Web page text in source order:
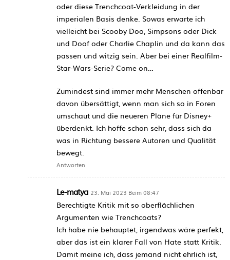
oder diese Trenchcoat-Verkleidung in der
imperialen Basis denke. Sowas erwarte ich
vielleicht bei Scooby Doo, Simpsons oder Dick
und Doof oder Charlie Chaplin und da kann das
passen und witzig sein. Aber bei einer Realfilm-
Star-Wars-Serie? Come on…
Zumindest sind immer mehr Menschen offenbar
davon übersättigt, wenn man sich so in Foren
umschaut und die neueren Pläne für Disney+
überdenkt. Ich hoffe schon sehr, dass sich da
was in Richtung bessere Autoren und Qualität
bewegt.
Antworten
Le-matya 23. Mai 2023 Beim 08:47
Berechtigte Kritik mit so oberflächlichen
Argumenten wie Trenchcoats?
Ich habe nie behauptet, irgendwas wäre perfekt,
aber das ist ein klarer Fall von Hate statt Kritik.
Damit meine ich, dass jemand nicht ehrlich ist,